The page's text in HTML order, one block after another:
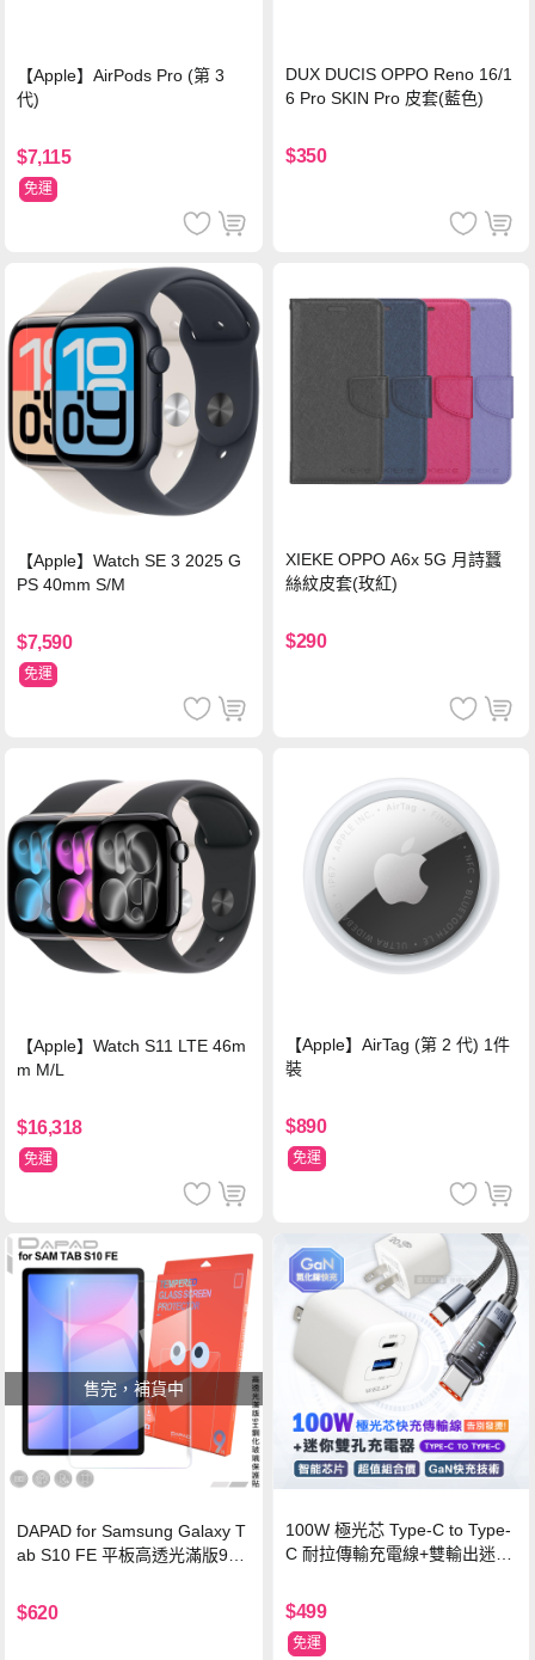
【Apple】AirPods Pro (第 3
代)
$7,115
免運
DUX DUCIS OPPO Reno 16/1
6 Pro SKIN Pro 皮套(藍色)
$350
【Apple】Watch SE 3 2025 G
PS 40mm S/M
$7,590
免運
XIEKE OPPO A6x 5G 月詩蠶
絲紋皮套(玫紅)
$290
【Apple】Watch S11 LTE 46m
m M/L
$16,318
免運
【Apple】AirTag (第 2 代) 1件
裝
$890
免運
售完，補貨中
DAPAD for Samsung Galaxy T
ab S10 FE 平板高透光滿版9H
$620
100W 極光芯 Type-C to Type-
C 耐拉傳輸充電線+雙輸出迷你
$499
免運